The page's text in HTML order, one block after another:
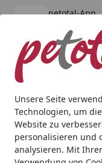
Unsere Seite
Technologien, um
Website zu
personalisieren und
analysieren. Mit
petotal-App
kostenlos - Im App
Alle Produkte
Mein Konto
Suchen
Startseite
Geschenkideen
TRIXIE